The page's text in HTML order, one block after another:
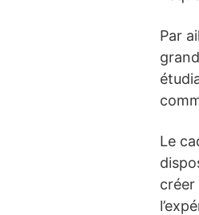
Par
Le
créer